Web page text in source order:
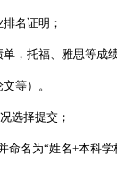
名证明；
，托福、雅思等成
等）。
选择提交；
名为“姓名+本科学